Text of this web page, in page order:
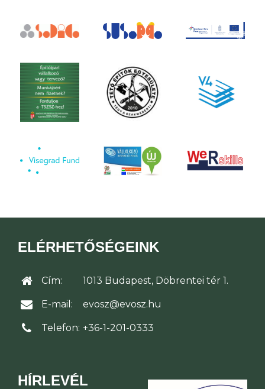
ELÉRHETŐSÉGEINK
Cím: 1013 Budapest, Döbrentei tér 1.
E-mail: evosz@evosz.hu
Telefon: +36-1-201-0333
HÍRLEVÉL